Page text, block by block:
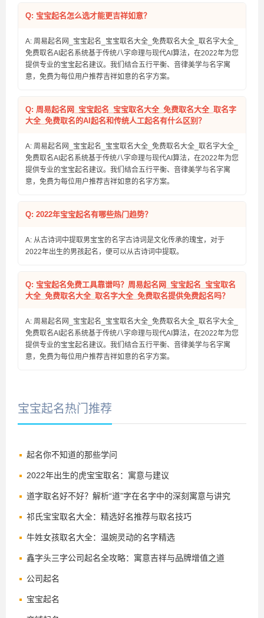
Q: 宝宝起名怎么选才能更吉祥如意？
A: 周易起名网_宝宝起名_宝宝取名大全_免费取名大全_取名字大全_
免费取名AI起名系统基于传统八字命理与现代AI算法，在2022年为您
提供专业的宝宝起名建议。我们结合五行平衡、音律美学与名字寓
意，免费为每位用户推荐吉祥如意的名字方案。
Q: 周易起名网_宝宝起名_宝宝取名大全_免费取名大全_取名字
大全_免费取名的AI起名和传统人工起名有什么区别？
A: 周易起名网_宝宝起名_宝宝取名大全_免费取名大全_取名字大全_
免费取名AI起名系统基于传统八字命理与现代AI算法，在2022年为您
提供专业的宝宝起名建议。我们结合五行平衡、音律美学与名字寓
意，免费为每位用户推荐吉祥如意的名字方案。
Q: 2022年宝宝起名有哪些热门趋势？
A: 从古诗词中提取男宝宝的名字古诗词是文化传承的瑰宝，对于
2022年出生的男孩起名，便可以从古诗词中提取。
Q: 宝宝起名免费工具靠谱吗？周易起名网_宝宝起名_宝宝取名
大全_免费取名大全_取名字大全_免费取名提供免费起名吗？
A: 周易起名网_宝宝起名_宝宝取名大全_免费取名大全_取名字大全_
免费取名AI起名系统基于传统八字命理与现代AI算法，在2022年为您
提供专业的宝宝起名建议。我们结合五行平衡、音律美学与名字寓
意，免费为每位用户推荐吉祥如意的名字方案。
宝宝起名热门推荐
起名你不知道的那些学问
2022年出生的虎宝宝取名：寓意与建议
道字取名好不好？解析“道”字在名字中的深刻寓意与讲究
祁氏宝宝取名大全：精选好名推荐与取名技巧
牛姓女孩取名大全：温婉灵动的名字精选
鑫字头三字公司起名全攻略：寓意吉祥与品牌增值之道
公司起名
宝宝起名